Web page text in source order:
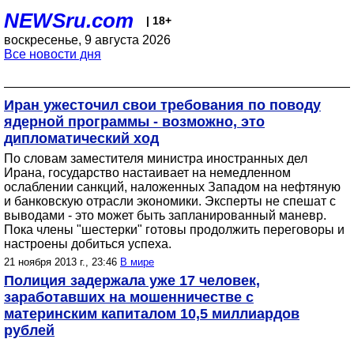
NEWSru.com | 18+
воскресенье, 9 августа 2026
Все новости дня
Иран ужесточил свои требования по поводу
ядерной программы - возможно, это
дипломатический ход
По словам заместителя министра иностранных дел
Ирана, государство настаивает на немедленном
ослаблении санкций, наложенных Западом на нефтяную
и банковскую отрасли экономики. Эксперты не спешат с
выводами - это может быть запланированный маневр.
Пока члены "шестерки" готовы продолжить переговоры и
настроены добиться успеха.
21 ноября 2013 г., 23:46 В мире
Полиция задержала уже 17 человек,
заработавших на мошенничестве с
материнским капиталом 10,5 миллиардов
рублей